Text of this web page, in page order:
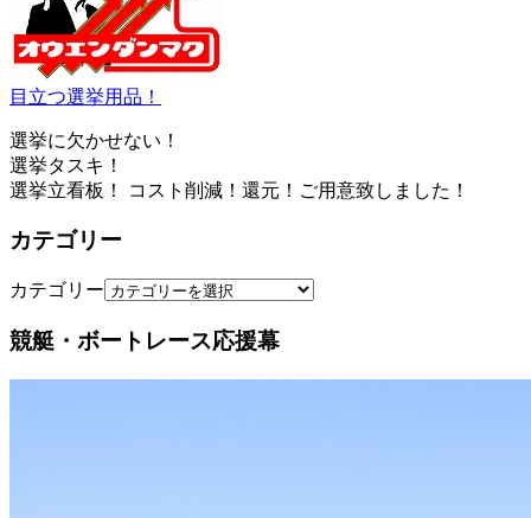
目立つ選挙用品！
選挙に欠かせない！
選挙タスキ！
選挙立看板！ コスト削減！還元！ご用意致しました！
カテゴリー
カテゴリー
競艇・ボートレース応援幕